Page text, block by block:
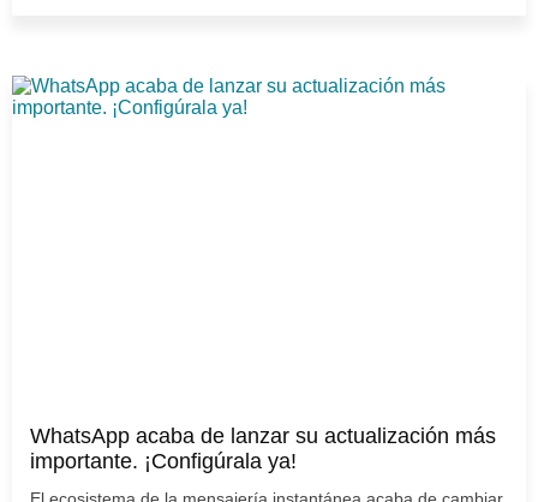
WhatsApp acaba de lanzar su actualización más
importante. ¡Configúrala ya!